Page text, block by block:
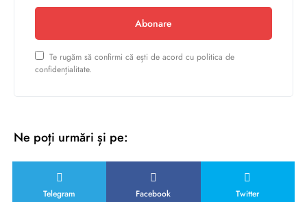
Abonare
Te rugăm să confirmi că ești de acord cu politica de
confidențialitate.
Ne poți urmări și pe:
Telegram Facebook Twitter